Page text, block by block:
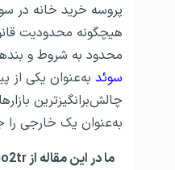
پروسه خرید خانه در
هیچگونه محدودیت
محدود به شروط و
سوئد به‌عنوان یکی از
چالش‌برانگیزترین
به‌عنوان یک خارجی
ما در این مقاله از Go2tr به چگونگی خرید ملک، قوانین، هزینه‌ها و شرایط دریافت